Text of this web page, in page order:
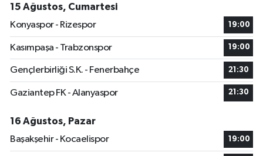
15 Ağustos, Cumartesi
Konyaspor - Rizespor
19:00
Kasımpaşa - Trabzonspor 19:00
Gençlerbirliği S.K. - Fenerbahçe 21:30
Gaziantep FK - Alanyaspor 21:30
16 Ağustos, Pazar
Başakşehir - Kocaelispor
19:00